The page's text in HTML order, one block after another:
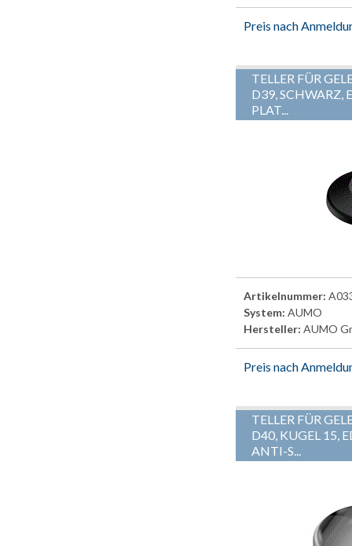
Preis nach
TELLER FÜR
D39, SCHWARZ,
PLAT...
Artikelnummer:
System: AUMO
Hersteller: AUMO
Preis nach
TELLER FÜR
D40, KUGEL 15,
ANTI-S...